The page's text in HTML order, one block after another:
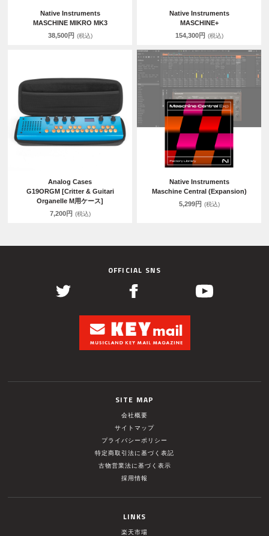
Native Instruments
MASCHINE MIKRO MK3
38,500円 (税込)
Native Instruments
MASCHINE+
154,300円 (税込)
Analog Cases
G19ORGM [Critter & Guitari
Organelle M用ケース]
7,200円 (税込)
Native Instruments
Maschine Central (Expansion)
5,299円 (税込)
OFFICIAL SNS
SITE MAP
会社概要
サイトマップ
プライバシーポリシー
特定商取引法に基づく表記
古物営業法に基づく表示
採用情報
LINKS
楽天市場